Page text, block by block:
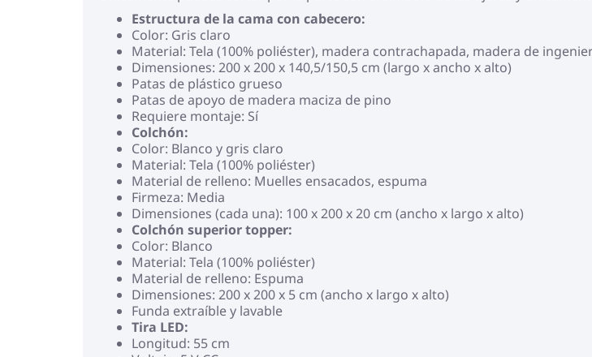
Estructura de la cama con cabecero:
Color: Gris claro
Material: Tela (100% poliéster), madera contrachapada, madera de
Dimensiones: 200 x 200 x 140,5/150,5 cm (largo x ancho x alto)
Patas de plástico grueso
Patas de apoyo de madera maciza de pino
Requiere montaje: Sí
Colchón:
Color: Blanco y gris claro
Material: Tela (100% poliéster)
Material de relleno: Muelles ensacados, espuma
Firmeza: Media
Dimensiones (cada una): 100 x 200 x 20 cm (ancho x largo x alto)
Colchón superior topper:
Color: Blanco
Material: Tela (100% poliéster)
Material de relleno: Espuma
Dimensiones: 200 x 200 x 5 cm (ancho x largo x alto)
Funda extraíble y lavable
Tira LED:
Longitud: 55 cm